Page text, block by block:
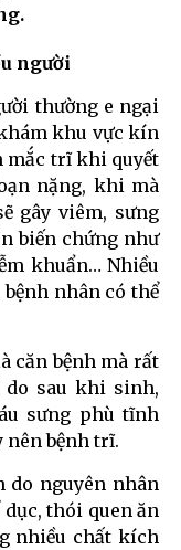
người
thường e ngại
khu vực kín
mắc trĩ khi quyết
nặng, khi mà
gây viêm, sưng
biến chứng như
khuẩn… Nhiều
nhân có thể
căn bệnh mà rất
sau khi sinh,
sưng phù tĩnh
nên bệnh trĩ.
do nguyên nhân
thói quen ăn
nhiều chất kích